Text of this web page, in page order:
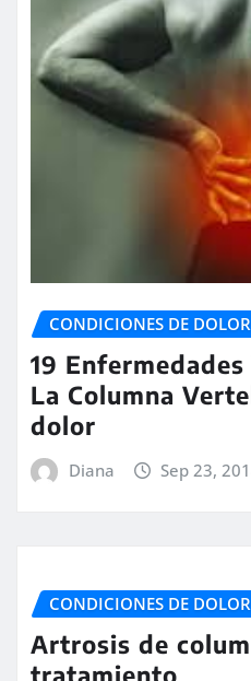
CONDICIONES DE DOLOR
19
La Columna
dolor
Diana Sep 23,
CONDICIONES DE DOLOR
Artrosis de
tratamiento